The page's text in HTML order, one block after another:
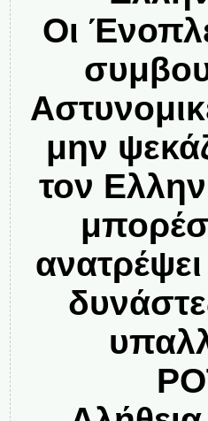
Οι
μην
τον